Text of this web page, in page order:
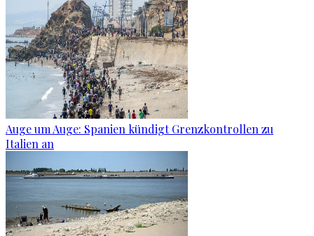
Auge um Auge: Spanien kündigt Grenzkontrollen zu
Italien an